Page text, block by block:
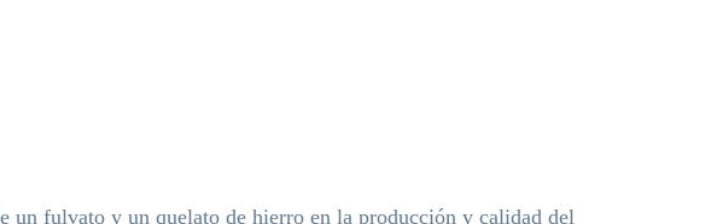
un fulvato y un quelato de hierro en la producción y calidad del